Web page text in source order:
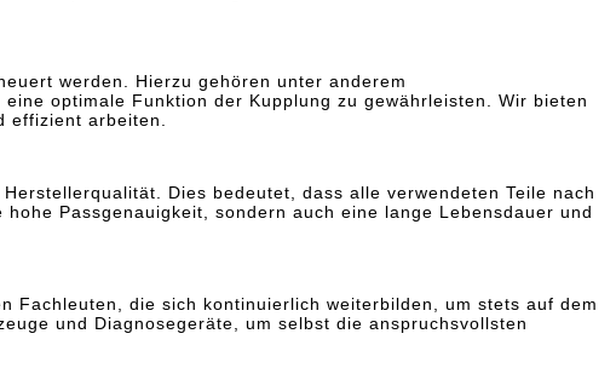
werden. Hierzu gehören unter anderem
optimale Funktion der Kupplung zu gewährleisten. Wir bieten
effizient arbeiten.
Dies bedeutet, dass alle verwendeten Teile nach
Passgenauigkeit, sondern auch eine lange Lebensdauer und
Fachleuten, die sich kontinuierlich weiterbilden, um stets auf dem
und Diagnosegeräte, um selbst die anspruchsvollsten